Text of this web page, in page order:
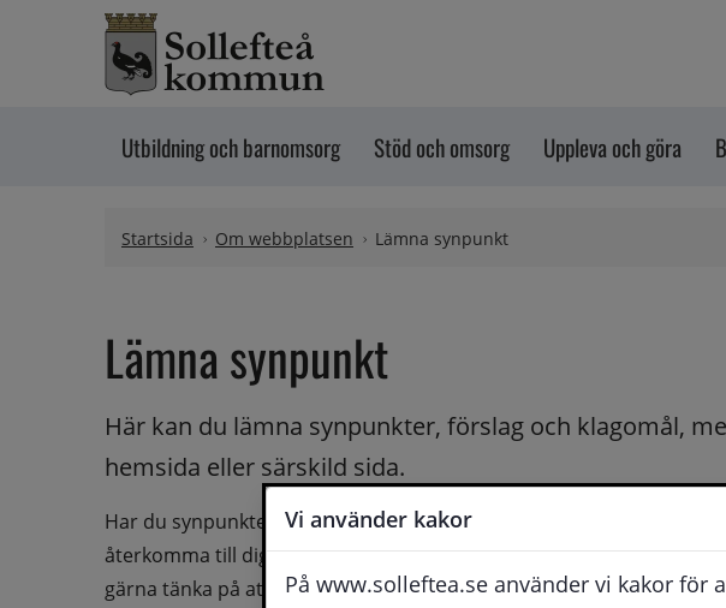
Vi använder kakor
På www.solleftea.se använder vi kakor för
Hoppa till innehåll
Utbildning och barnomsorg Stöd och omsorg Uppleva och göra
Startsida Om webbplatsen Lämna synpunkt
Lämna synpunkt
Här kan du lämna synpunkter, förslag och klagomål,
hemsida eller särskild sida.
Har du synpunkter på webbplatsen kan du skicka in dem via
återkomma till dig behöver du även fylla i dina kontaktuppgifter.
gärna tänka på att vara så tydlig som möjligt för att vi ska kunna